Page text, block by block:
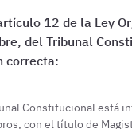
12 de la Ley
del Tribunal
correcta:
Constitucional está
con el título de